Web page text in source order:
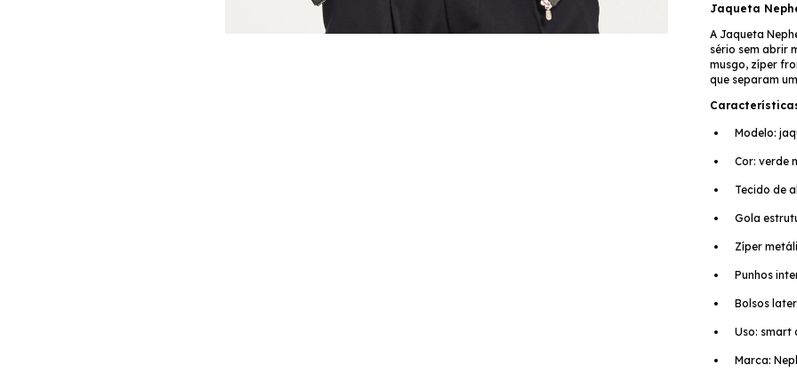
Jaqueta
A Jaqueta
sério sem abrir
musgo, zíper
que separam
Modelo:
Cor: verde
Tecido de
Gola
Zíper
Punhos
Bolsos
Uso: smart
Marca: